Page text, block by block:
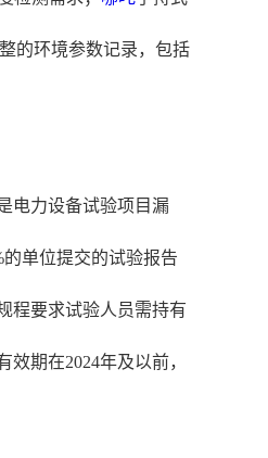
的环境参数记录，包括
电力设备试验项目漏
单位提交的试验报告
程要求试验人员需持有
期在2024年及以前，